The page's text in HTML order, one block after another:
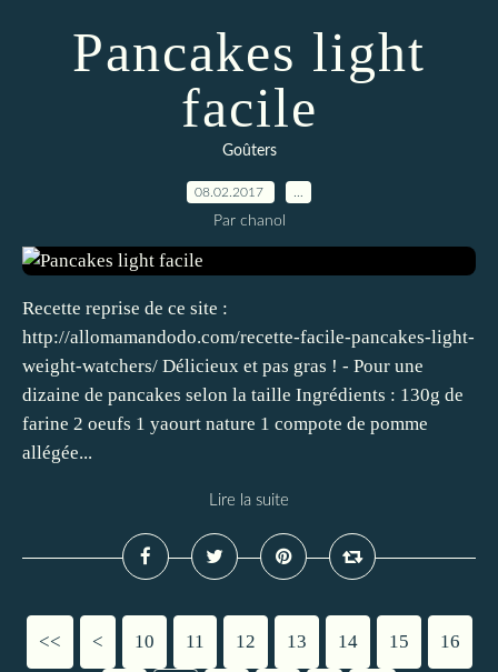
Pancakes light
facile
Goûters
08.02.2017
Par chanol
Recette reprise de ce site :
http://allomamandodo.com/recette-facile-pancakes-light-
weight-watchers/ Délicieux et pas gras ! - Pour une
dizaine de pancakes selon la taille Ingrédients : 130g de
farine 2 oeufs 1 yaourt nature 1 compote de pomme
allégée...
Lire la suite
<< < 10 11 12 13 14 15 16